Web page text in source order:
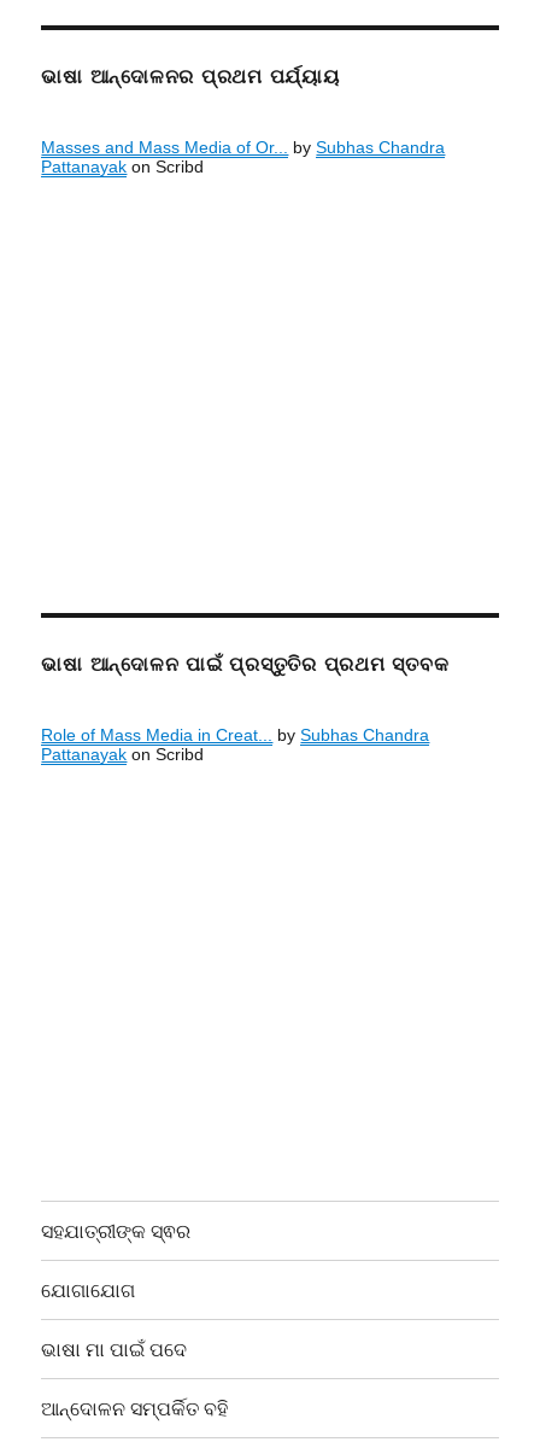
ଭାଷା ଆନ୍ଦୋଳନର ପ୍ରଥମ ପର୍ଯ୍ୟାୟ
Masses and Mass Media of Or... bySubhas Chandra
Pattanayak on Scribd
ଭାଷା ଆନ୍ଦୋଳନ ପାଇଁ ପ୍ରସ୍ତୁତିର ପ୍ରଥମ ସ୍ତବକ
Role of Mass Media in Creat... bySubhas Chandra
Pattanayak on Scribd
ସହଯାତ୍ରୀଙ୍କ ସ୍ଵର
ଯୋଗାଯୋଗ
ଭାଷା ମା ପାଇଁ ପଦେ
ଆନ୍ଦୋଳନ ସମ୍ପର୍କିତ ବହି